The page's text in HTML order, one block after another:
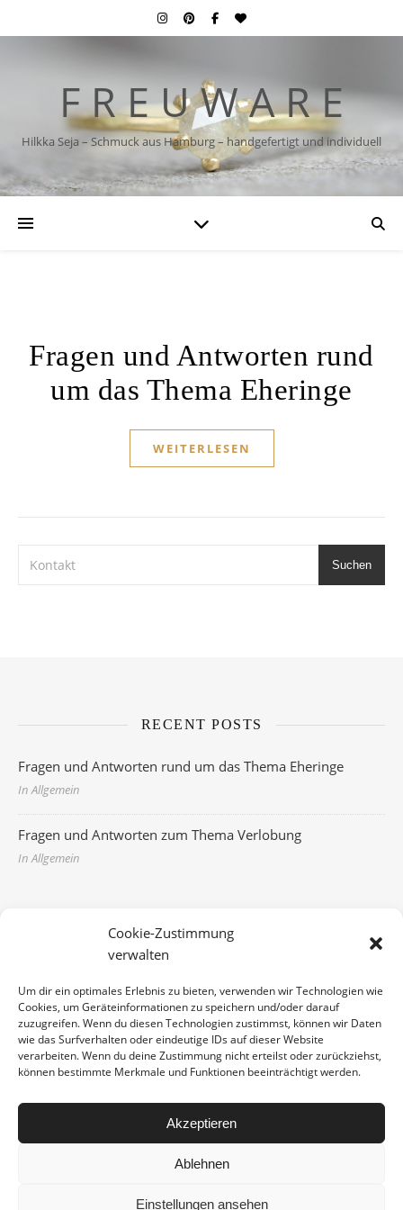
Cookie-Zustimmung
verwalten
Um dir ein optimales Erlebnis zu bieten, verwenden wir Technologien wie
Cookies, um Geräteinformationen zu speichern und/oder darauf
zuzugreifen. Wenn du diesen Technologien zustimmst, können wir Daten
wie das Surfverhalten oder eindeutige IDs auf dieser Website
verarbeiten. Wenn du deine Zustimmung nicht erteilst oder zurückziehst,
können bestimmte Merkmale und Funktionen beeinträchtigt werden.
Akzeptieren
Ablehnen
Einstellungen ansehen
F R E U W A R E
Hilkka Seja – Schmuck aus Hamburg – handgefertigt und individuell
Fragen und Antworten rund
um das Thema Eheringe
WEITERLESEN
Suchen
RECENT POSTS
Fragen und Antworten rund um das Thema Eheringe
In Allgemein
Fragen und Antworten zum Thema Verlobung
In Allgemein
CATEGORIES
BANNER ADS
Widerufsbelehrung